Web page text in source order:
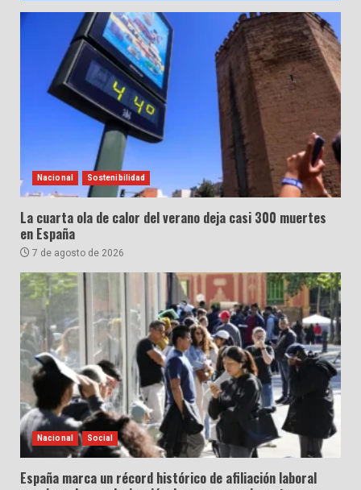
Nacional Sostenibilidad
La cuarta ola de calor del verano deja casi 300 muertes
en España
7 de agosto de 2026
Nacional Social
España marca un récord histórico de afiliación laboral